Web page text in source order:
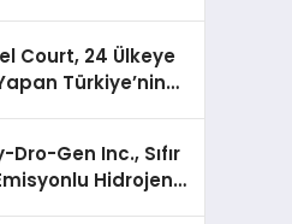
Court, 24 Ülkeye
Türkiye’nin
Dro-Gen Inc., Sıfır
Hidrojen